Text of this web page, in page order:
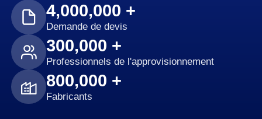
4,000,000 +
Demande de devis
300,000 +
Professionnels de l'approvisionnement
800,000 +
Fabricants